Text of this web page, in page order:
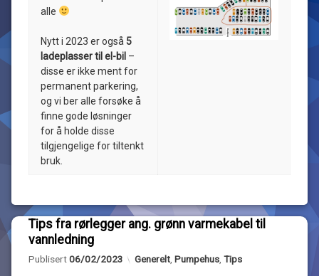
alle
Nytt i 2023 er også 5
ladeplasser til el-bil –
disse er ikke ment for
permanent parkering,
og vi ber alle forsøke å
finne gode løsninger
for å holde disse
tilgjengelige for tiltenkt
bruk.
Tips fra rørlegger ang. grønn varmekabel til
vannledning
Publisert06/02/2023 Oppdatert 06/02/2023
Kategorier:
Generelt Pumpehus Tips
Legg
igjen
en